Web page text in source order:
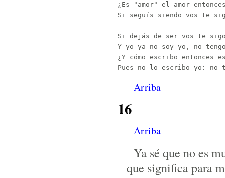
¿Es "amor" el amor
Si seguís siendo vos te
Si dejás de ser vos te sigo
Y yo ya no soy yo, no
¿Y cómo escribo entonces
Arriba
16
Arriba
Ya sé que no es
que significa para